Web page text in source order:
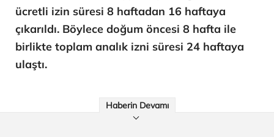
ücretli izin süresi 8 haftadan 16 haftaya
çıkarıldı. Böylece doğum öncesi 8 hafta ile
birlikte toplam analık izni süresi 24 haftaya
ulaştı.
Haberin Devamı